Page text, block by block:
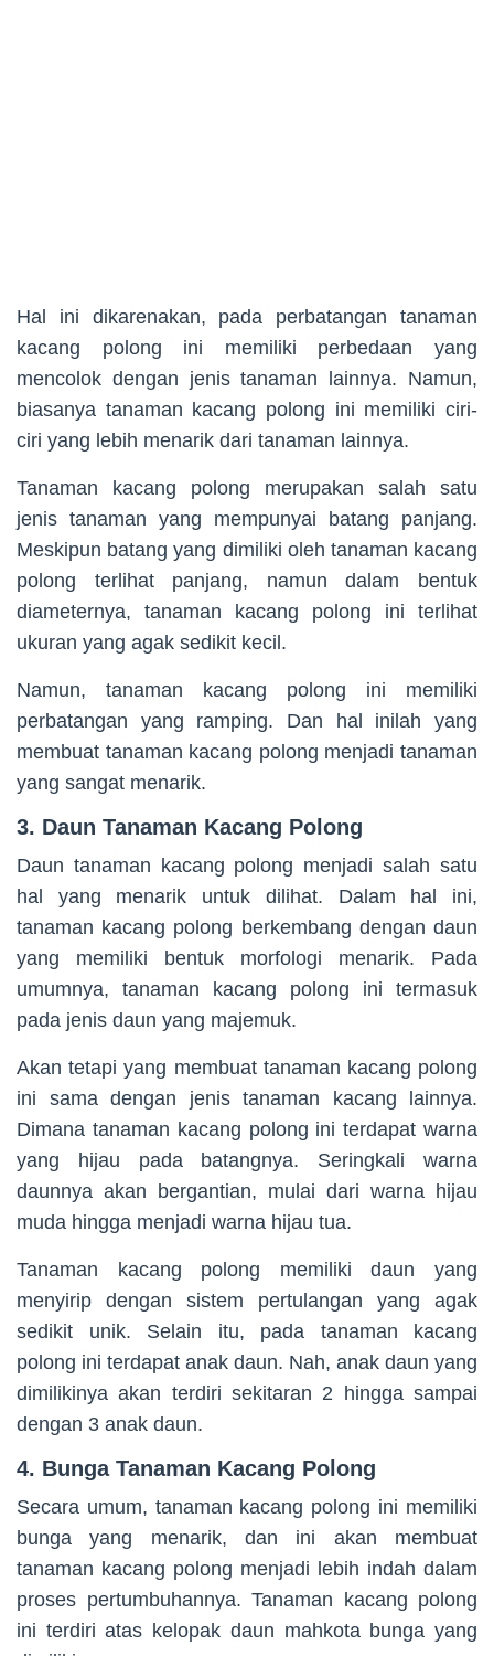
Hal ini dikarenakan, pada perbatangan tanaman
kacang polong ini memiliki perbedaan yang
mencolok dengan jenis tanaman lainnya. Namun,
biasanya tanaman kacang polong ini memiliki ciri-
ciri yang lebih menarik dari tanaman lainnya.
Tanaman kacang polong merupakan salah satu
jenis tanaman yang mempunyai batang panjang.
Meskipun batang yang dimiliki oleh tanaman kacang
polong terlihat panjang, namun dalam bentuk
diameternya, tanaman kacang polong ini terlihat
ukuran yang agak sedikit kecil.
Namun, tanaman kacang polong ini memiliki
perbatangan yang ramping. Dan hal inilah yang
membuat tanaman kacang polong menjadi tanaman
yang sangat menarik.
3. Daun Tanaman Kacang Polong
Daun tanaman kacang polong menjadi salah satu
hal yang menarik untuk dilihat. Dalam hal ini,
tanaman kacang polong berkembang dengan daun
yang memiliki bentuk morfologi menarik. Pada
umumnya, tanaman kacang polong ini termasuk
pada jenis daun yang majemuk.
Akan tetapi yang membuat tanaman kacang polong
ini sama dengan jenis tanaman kacang lainnya.
Dimana tanaman kacang polong ini terdapat warna
yang hijau pada batangnya. Seringkali warna
daunnya akan bergantian, mulai dari warna hijau
muda hingga menjadi warna hijau tua.
Tanaman kacang polong memiliki daun yang
menyirip dengan sistem pertulangan yang agak
sedikit unik. Selain itu, pada tanaman kacang
polong ini terdapat anak daun. Nah, anak daun yang
dimilikinya akan terdiri sekitaran 2 hingga sampai
dengan 3 anak daun.
4. Bunga Tanaman Kacang Polong
Secara umum, tanaman kacang polong ini memiliki
bunga yang menarik, dan ini akan membuat
tanaman kacang polong menjadi lebih indah dalam
proses pertumbuhannya. Tanaman kacang polong
ini terdiri atas kelopak daun mahkota bunga yang